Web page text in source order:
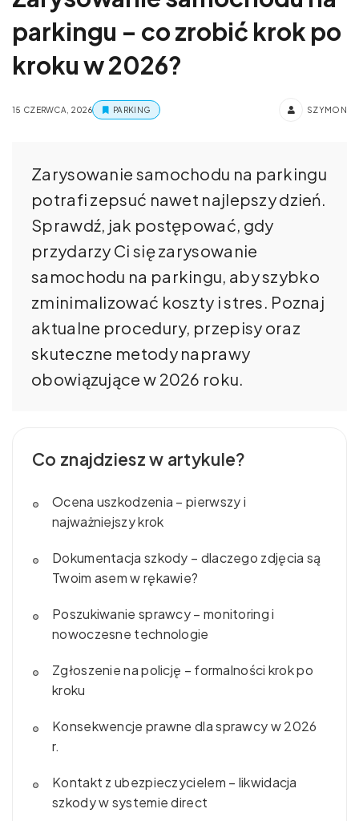
parkingu – co zrobić krok po
kroku w 2026?
15 CZERWCA, 2026 PARKING SZYMON
Zarysowanie samochodu na parkingu
potrafi zepsuć nawet najlepszy dzień.
Sprawdź, jak postępować, gdy
przydarzy Ci się zarysowanie
samochodu na parkingu, aby szybko
zminimalizować koszty i stres. Poznaj
aktualne procedury, przepisy oraz
skuteczne metody naprawy
obowiązujące w 2026 roku.
Co znajdziesz w artykule?
Ocena uszkodzenia – pierwszy i
najważniejszy krok
Dokumentacja szkody – dlaczego zdjęcia są
Twoim asem w rękawie?
Poszukiwanie sprawcy – monitoring i
nowoczesne technologie
Zgłoszenie na policję – formalności krok po
kroku
Konsekwencje prawne dla sprawcy w 2026
r.
Kontakt z ubezpieczycielem – likwidacja
szkody w systemie direct